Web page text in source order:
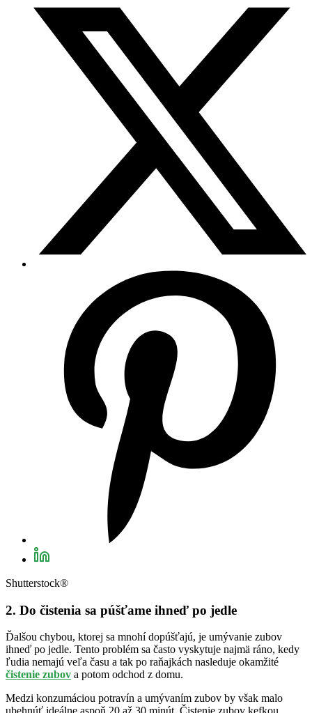
Shutterstock®
2. Do čistenia sa púšťame ihneď po jedle
Ďalšou chybou, ktorej sa mnohí dopúšťajú, je umývanie zubov
ihneď po jedle. Tento problém sa často vyskytuje najmä ráno, kedy
ľudia nemajú veľa času a tak po raňajkách nasleduje okamžité
čistenie zubov a potom odchod z domu.
Medzi konzumáciou potravín a umývaním zubov by však malo